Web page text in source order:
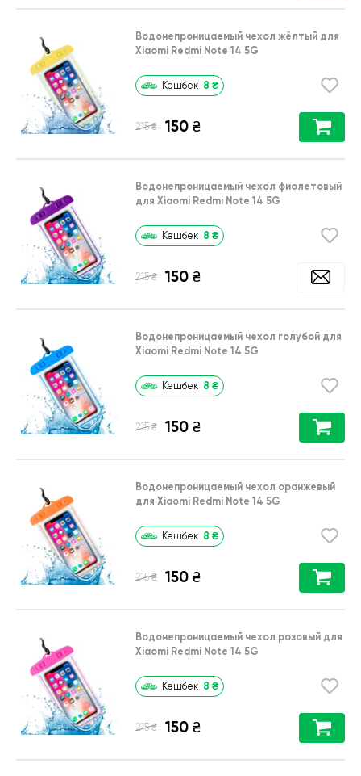
Водонепроницаемый чехол жёлтый для
Xiaomi Redmi Note 14 5G
Кешбек 8 ₴
215 ₴ 150 ₴
Водонепроницаемый чехол фиолетовый
для Xiaomi Redmi Note 14 5G
Кешбек 8 ₴
215 ₴ 150 ₴
Водонепроницаемый чехол голубой для
Xiaomi Redmi Note 14 5G
Кешбек 8 ₴
215 ₴ 150 ₴
Водонепроницаемый чехол оранжевый
для Xiaomi Redmi Note 14 5G
Кешбек 8 ₴
215 ₴ 150 ₴
Водонепроницаемый чехол розовый для
Xiaomi Redmi Note 14 5G
Кешбек 8 ₴
215 ₴ 150 ₴